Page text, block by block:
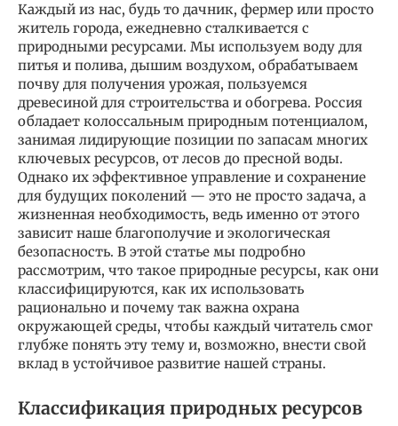
Каждый из нас, будь то дачник, фермер или просто
житель города, ежедневно сталкивается с
природными ресурсами. Мы используем воду для
питья и полива, дышим воздухом, обрабатываем
почву для получения урожая, пользуемся
древесиной для строительства и обогрева. Россия
обладает колоссальным природным потенциалом,
занимая лидирующие позиции по запасам многих
ключевых ресурсов, от лесов до пресной воды.
Однако их эффективное управление и сохранение
для будущих поколений — это не просто задача, а
жизненная необходимость, ведь именно от этого
зависит наше благополучие и экологическая
безопасность. В этой статье мы подробно
рассмотрим, что такое природные ресурсы, как они
классифицируются, как их использовать
рационально и почему так важна охрана
окружающей среды, чтобы каждый читатель смог
глубже понять эту тему и, возможно, внести свой
вклад в устойчивое развитие нашей страны.
Классификация природных ресурсов